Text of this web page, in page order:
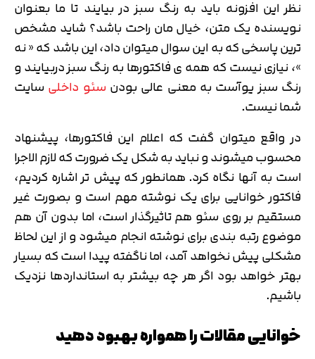
نظر این افزونه باید به رنگ سبز در بیایند تا ما بعنوان
نویسنده یک متن، خیال مان راحت باشد؟ شاید مشخص
ترین پاسخی که به این سوال میتوان داد، این باشد که « نه
»، نیازی نیست که همه ی فاکتورها به رنگ سبز دربیایند و
رنگ سبز یوآست به معنی عالی بودنسئو داخلیسایت
شما نیست.
در واقع میتوان گفت که اعلام این فاکتورها، پیشنهاد
محسوب میشوند و نباید به شکل یک ضرورت که لازم الاجرا
است به آنها نگاه کرد. همانطور که پیش تر اشاره کردیم،
فاکتور خوانایی برای یک نوشته مهم است و بصورت غیر
مستقیم بر روی سئو هم تاثیرگذار است، اما بدون آن هم
موضوع رتبه بندی برای نوشته انجام میشود و از این لحاظ
مشکلی پیش نخواهد آمد، اما ناگفته پیدا است که بسیار
بهتر خواهد بود اگر هر چه بیشتر به استانداردها نزدیک
باشیم.
خوانایی مقالات را همواره بهبود دهید